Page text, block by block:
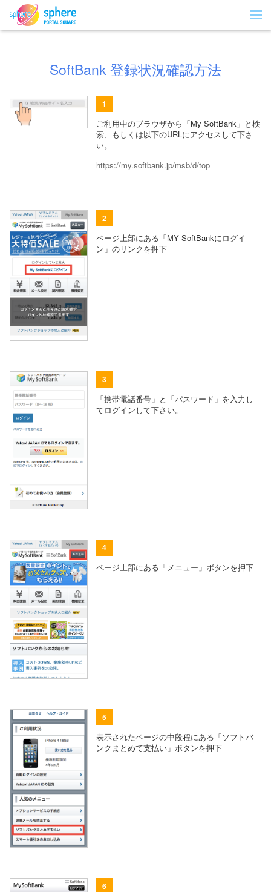
SoftBank 登録状況確認方法
1
ご利用中のブラウザから「My SoftBank」と検
索、もしくは以下のURLにアクセスして下さ
い。
https://my.softbank.jp/msb/d/top
2
ページ上部にある「MY SoftBankにログイ
ン」のリンクを押下
3
「携帯電話番号」と「パスワード」を入力し
てログインして下さい。
4
ページ上部にある「メニュー」ボタンを押下
5
表示されたページの中段程にある「ソフトバ
ンクまとめて支払い」ボタンを押下
6